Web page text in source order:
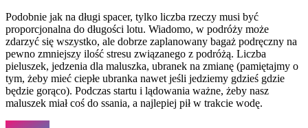
Podobnie jak na długi spacer, tylko liczba rzeczy musi być
proporcjonalna do długości lotu. Wiadomo, w podróży może
zdarzyć się wszystko, ale dobrze zaplanowany bagaż podręczny na
pewno zmniejszy ilość stresu związanego z podróżą. Liczba
pieluszek, jedzenia dla maluszka, ubranek na zmianę (pamiętajmy o
tym, żeby mieć ciepłe ubranka nawet jeśli jedziemy gdzieś gdzie
będzie gorąco). Podczas startu i lądowania ważne, żeby nasz
maluszek miał coś do ssania, a najlepiej pił w trakcie wodę.